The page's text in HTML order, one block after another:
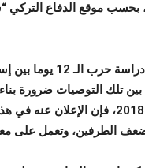
بحسب موقع الدفاع التركي
بعد أقل من شهر على ظهور تقرير
تلك التوصيات ضرورة
الطبقات، ورغم أن مشروع “القبة الفولاذية” بدأ العمل على
الطرفين، وتعمل على